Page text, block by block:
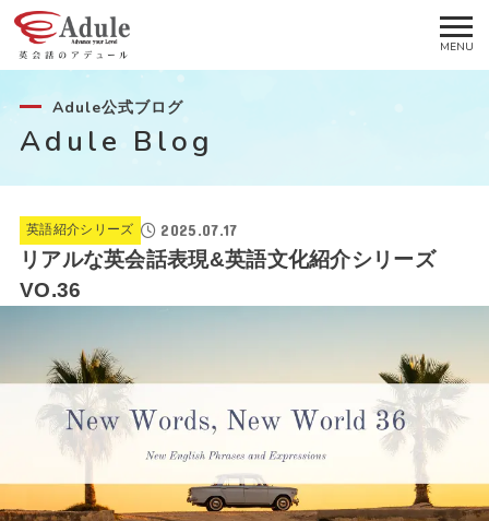
Adule公式ブログ
Adule Blog
英語紹介シリーズ 2025.07.17
リアルな英会話表現&英語文化紹介シリーズ
VO.36